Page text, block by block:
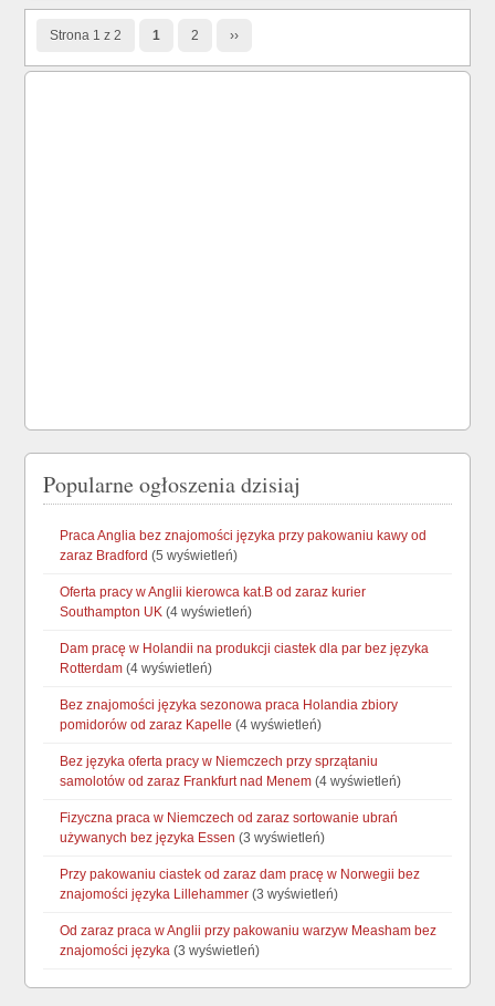
Strona 1 z 2 1 2 ››
Popularne ogłoszenia dzisiaj
Praca Anglia bez znajomości języka przy pakowaniu kawy od
zaraz Bradford (5 wyświetleń)
Oferta pracy w Anglii kierowca kat.B od zaraz kurier
Southampton UK (4 wyświetleń)
Dam pracę w Holandii na produkcji ciastek dla par bez języka
Rotterdam (4 wyświetleń)
Bez znajomości języka sezonowa praca Holandia zbiory
pomidorów od zaraz Kapelle (4 wyświetleń)
Bez języka oferta pracy w Niemczech przy sprzątaniu
samolotów od zaraz Frankfurt nad Menem (4 wyświetleń)
Fizyczna praca w Niemczech od zaraz sortowanie ubrań
używanych bez języka Essen (3 wyświetleń)
Przy pakowaniu ciastek od zaraz dam pracę w Norwegii bez
znajomości języka Lillehammer (3 wyświetleń)
Od zaraz praca w Anglii przy pakowaniu warzyw Measham bez
znajomości języka (3 wyświetleń)